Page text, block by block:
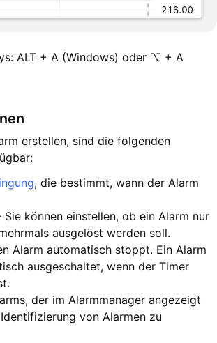
ALT + A (Windows) oder ⌥ + A
erstellen, sind die folgenden
, die bestimmt, wann der Alarm
können einstellen, ob ein Alarm nur
ausgelöst werden soll.
Alarm automatisch stoppt. Ein Alarm
ausgeschaltet, wenn der Timer
der im Alarmmanager angezeigt
von Alarmen zu